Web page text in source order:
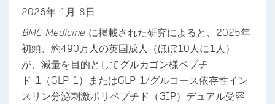
2026年 1月 8日
BMC Medicine に掲載された研究によると、2025年
初頭、約490万人の英国成人（ほぼ10人に1人）
が、減量を目的としてグルカゴン様ペプチ
ド-1（GLP-1）またはGLP-1/グルコース依存性イン
スリン分泌刺激ポリペプチド（GIP）デュアル受容